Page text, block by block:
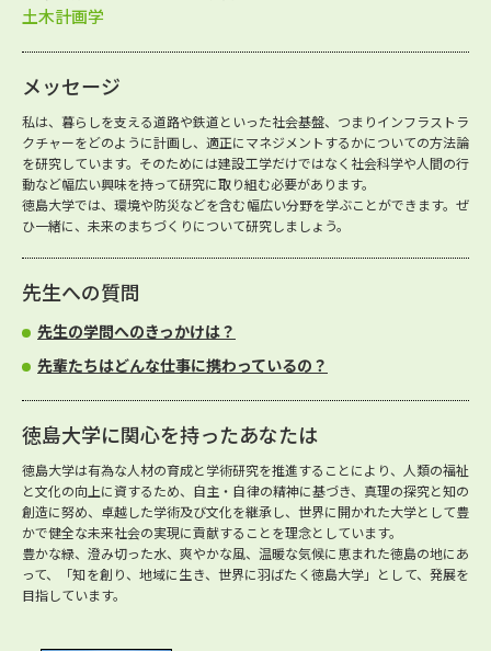
土木計画学
メッセージ
私は、暮らしを支える道路や鉄道といった社会基盤、つまりインフラストラ
クチャーをどのように計画し、適正にマネジメントするかについての方法論
を研究しています。そのためには建設工学だけではなく社会科学や人間の行
動など幅広い興味を持って研究に取り組む必要があります。
徳島大学では、環境や防災などを含む幅広い分野を学ぶことができます。ぜ
ひ一緒に、未来のまちづくりについて研究しましょう。
先生への質問
先生の学問へのきっかけは？
先輩たちはどんな仕事に携わっているの？
徳島大学に関心を持ったあなたは
徳島大学は有為な人材の育成と学術研究を推進することにより、人類の福祉
と文化の向上に資するため、自主・自律の精神に基づき、真理の探究と知の
創造に努め、卓越した学術及び文化を継承し、世界に開かれた大学として豊
かで健全な未来社会の実現に貢献することを理念としています。
豊かな緑、澄み切った水、爽やかな風、温暖な気候に恵まれた徳島の地にあ
って、「知を創り、地域に生き、世界に羽ばたく徳島大学」として、発展を
目指しています。